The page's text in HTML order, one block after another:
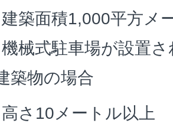
建築面積1,000平方メ
機械式駐車場が設置
築物の場合
高さ10メートル以上